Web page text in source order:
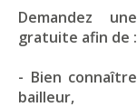
Demandez
gratuite afin de :
- Bien
bailleur,